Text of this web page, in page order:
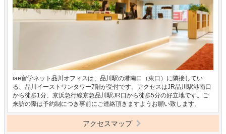
iae留学ネット品川オフィスは、品川駅の港南口（東口）に隣接してい
る、品川イーストワンタワー7階が受付です。アクセスはJR品川駅港南口
から徒歩1分、京浜急行線京急品川駅JR口から徒歩5分の好立地です。ご
来訪の際は予約制につき事前にご連絡頂きますようお願い致します。
アクセスマップ